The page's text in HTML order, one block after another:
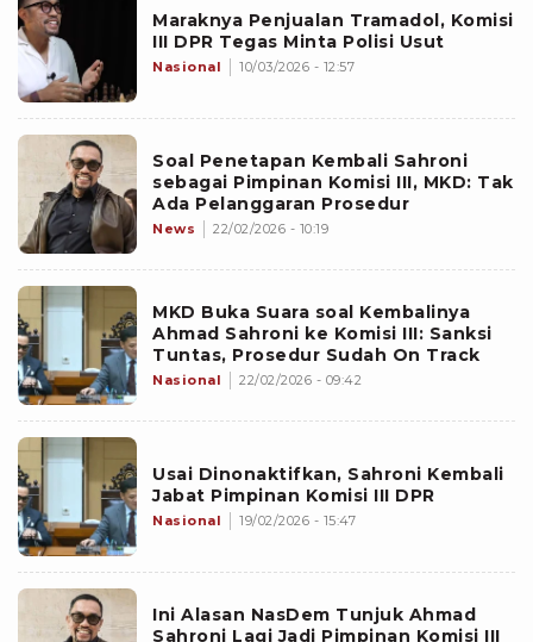
Maraknya Penjualan Tramadol, Komisi
III DPR Tegas Minta Polisi Usut
Nasional 10/03/2026 - 12:57
Soal Penetapan Kembali Sahroni
sebagai Pimpinan Komisi III, MKD: Tak
Ada Pelanggaran Prosedur
News 22/02/2026 - 10:19
MKD Buka Suara soal Kembalinya
Ahmad Sahroni ke Komisi III: Sanksi
Tuntas, Prosedur Sudah On Track
Nasional 22/02/2026 - 09:42
Usai Dinonaktifkan, Sahroni Kembali
Jabat Pimpinan Komisi III DPR
Nasional 19/02/2026 - 15:47
Ini Alasan NasDem Tunjuk Ahmad
Sahroni Lagi Jadi Pimpinan Komisi III